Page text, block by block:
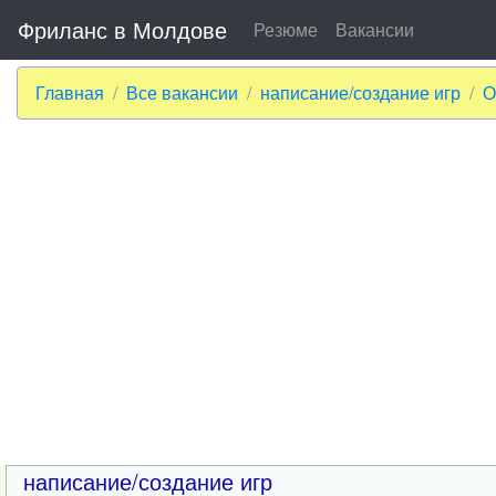
Фриланс в Молдове Резюме Вакансии
Главная Все вакансии написание/создание игр
написание/создание игр